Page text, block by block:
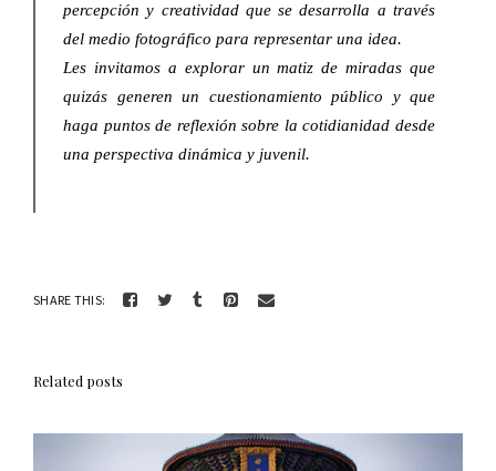
percepción y creatividad que se desarrolla a través
del medio fotográfico para representar una idea.
Les invitamos a explorar un matiz de miradas que
quizás generen un cuestionamiento público y que
haga puntos de reflexión sobre la cotidianidad desde
una perspectiva dinámica y juvenil.
SHARE THIS:
Related posts